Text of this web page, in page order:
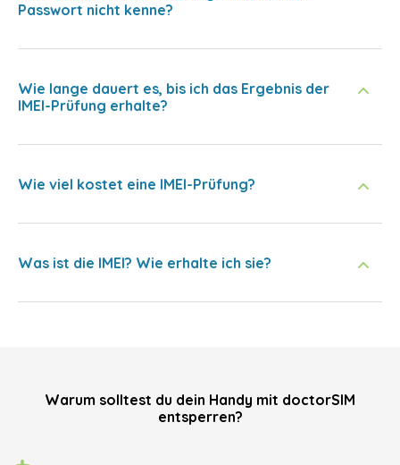
Passwort nicht kenne?
Wie lange dauert es, bis ich das Ergebnis der
IMEI-Prüfung erhalte?
Wie viel kostet eine IMEI-Prüfung?
Was ist die IMEI? Wie erhalte ich sie?
Warum solltest du dein Handy mit doctorSIM
entsperren?